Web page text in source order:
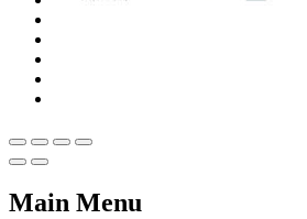
Main Menu